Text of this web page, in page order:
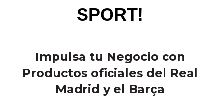
SPORT!
Impulsa tu Negocio con
Productos oficiales del Real
Madrid y el Barça